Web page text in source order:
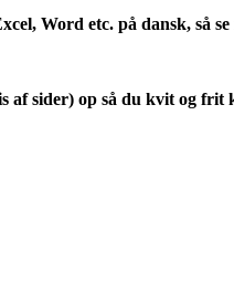
Word etc. på dansk, så
af sider) op så du kvit og frit